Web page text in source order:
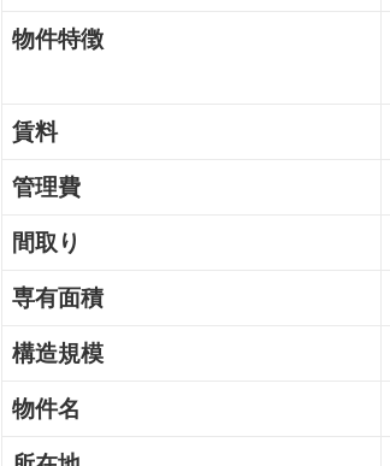
物件特徴
賃料
管理費
間取り
専有面積
構造規模
物件名